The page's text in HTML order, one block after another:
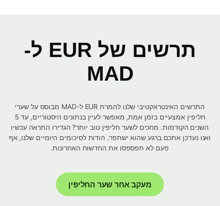
תרשים של EUR ל-
MAD
התרשים האינטראקטיבי שלנו להמרת EUR ל-MAD מבוסס על שערי
חליפין אמצעיים בזמן אמת, מאפשר לעיין בנתונים היסטוריים, עד 5
השנים הקודמות. מחכים לשער חליפין טוב יותר? הגדירו התראה עכשיו
ואנו נעדכן אתכם ברגע שהוא ישתפר. הודות לסיכומים היומיים שלנו, אף
פעם לא תפספסו את החדשות האחרונות.
מעקב אחר שער החליפין